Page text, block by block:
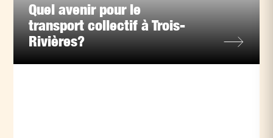
Quel avenir pour le
transport collectif à Trois-
Rivières?